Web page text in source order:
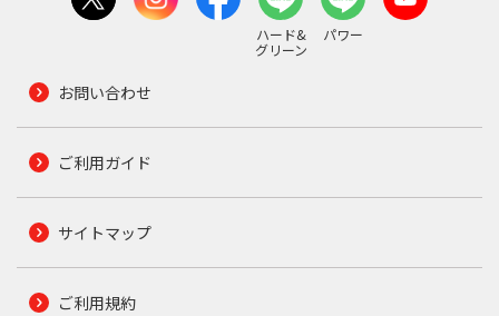
ハード&
グリーン
パワー
お問い合わせ
ご利用ガイド
サイトマップ
ご利用規約